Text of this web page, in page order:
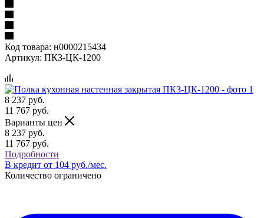
Код товара: н0000215434
Артикул: ПКЗ-ЦК-1200
8 237 руб.
11 767 руб.
Варианты цен
8 237 руб.
11 767 руб.
Подробности
В кредит от 104 руб./мес.
Количество ограничено